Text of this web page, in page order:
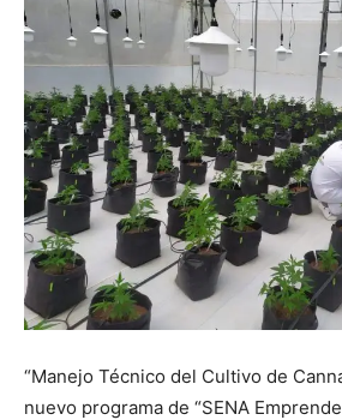
“Manejo Técnico del Cultivo de
nuevo programa de “SENA